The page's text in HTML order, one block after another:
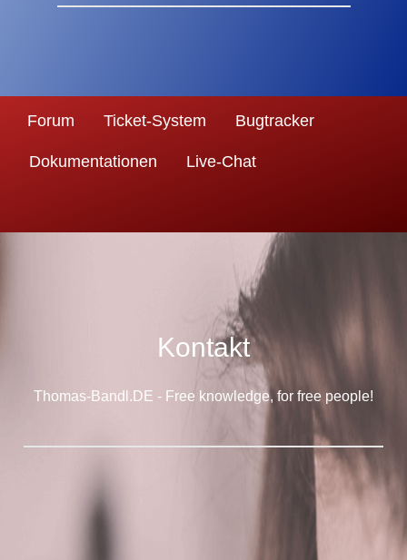
Forum Ticket-System Bugtracker
Dokumentationen Live-Chat
Kontakt
Thomas-Bandl.DE - Free knowledge, for free people!